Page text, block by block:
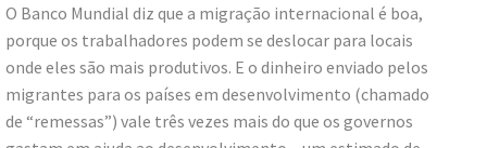
O Banco Mundial diz que a migração internacional é boa,
porque os trabalhadores podem se deslocar para locais
onde eles são mais produtivos. E o dinheiro enviado pelos
migrantes para os países em desenvolvimento (chamado
de “remessas”) vale três vezes mais do que os governos